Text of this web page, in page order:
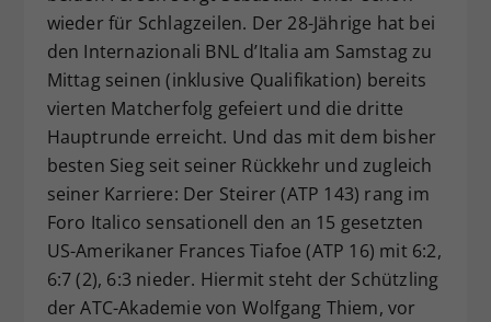
wieder für Schlagzeilen. Der 28-Jährige hat bei
den Internazionali BNL d’Italia am Samstag zu
Mittag seinen (inklusive Qualifikation) bereits
vierten Matcherfolg gefeiert und die dritte
Hauptrunde erreicht. Und das mit dem bisher
besten Sieg seit seiner Rückkehr und zugleich
seiner Karriere: Der Steirer (ATP 143) rang im
Foro Italico sensationell den an 15 gesetzten
US-Amerikaner Frances Tiafoe (ATP 16) mit 6:2,
6:7 (2), 6:3 nieder. Hiermit steht der Schützling
der ATC-Akademie von Wolfgang Thiem, vor
Zweck
Dieser Wert speichert Ihre Consent-
Einstellungen. Unter anderem eine
zufällig generierte ID, für die
historische Speicherung Ihrer
vorgenommen Einstellungen, falls der
Webseiten-Betreiber dies eingestellt
hat.